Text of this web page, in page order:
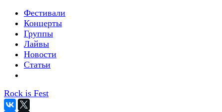
Фестивали
Концерты
Группы
Лайвы
Новости
Статьи
Rock is Fest